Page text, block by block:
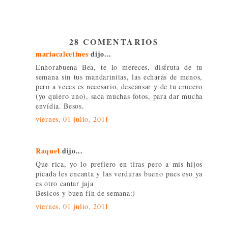
28 COMENTARIOS
mariacalcetines dijo...
Enhorabuena Bea, te lo mereces, disfruta de tu
semana sin tus mandarinitas, las echarás de menos,
pero a veces es necesario, descansar y de tu crucero
(yo quiero uno), saca muchas fotos, para dar mucha
envídia. Besos.
viernes, 01 julio, 2011
Raquel dijo...
Que rica, yo lo prefiero en tiras pero a mis hijos
picada les encanta y las verduras bueno pues eso ya
es otro cantar jaja
Besicos y buen fin de semana:)
viernes, 01 julio, 2011